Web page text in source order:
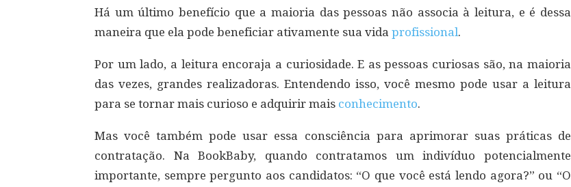
Há um último benefício que a maioria das pessoas não associa à leitura, e é dessa
maneira que ela pode beneficiar ativamente sua vida profissional.
Por um lado, a leitura encoraja a curiosidade. E as pessoas curiosas são, na maioria
das vezes, grandes realizadoras. Entendendo isso, você mesmo pode usar a leitura
para se tornar mais curioso e adquirir mais conhecimento.
Mas você também pode usar essa consciência para aprimorar suas práticas de
contratação. Na BookBaby, quando contratamos um indivíduo potencialmente
importante, sempre pergunto aos candidatos: “O que você está lendo agora?” ou “O